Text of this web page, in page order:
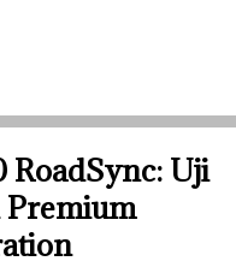
RoadSync: Uji
Premium